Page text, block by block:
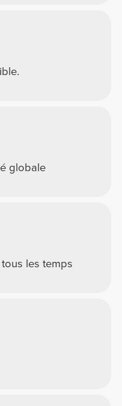
globale
les temps